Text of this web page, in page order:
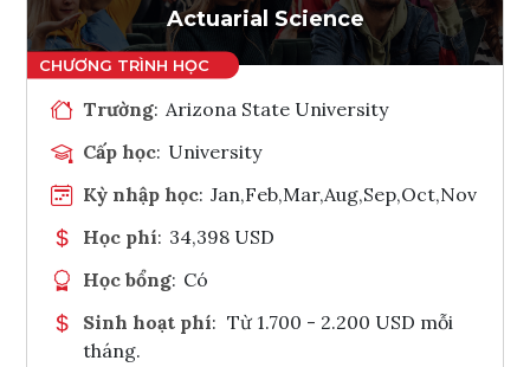
Actuarial Science
Trường: Arizona State University
Cấp học: University
Kỳ nhập học: Jan,Feb,Mar,Aug,Sep,Oct,Nov
Học phí: 34,398 USD
Học bổng: Có
Sinh hoạt phí: Từ 1.700 - 2.200 USD mỗi
tháng.